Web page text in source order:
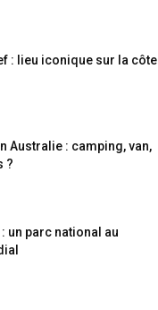
: lieu iconique sur la côte
Australie : camping, van,
?
un parc national au